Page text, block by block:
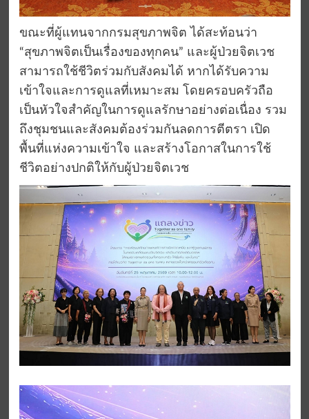
ขณะที่ผู้แทนจากกรมสุขภาพจิต ได้สะท้อนว่า
“สุขภาพจิตเป็นเรื่องของทุกคน” และผู้ป่วยจิตเวช
สามารถใช้ชีวิตร่วมกับสังคมได้ หากได้รับความ
เข้าใจและการดูแลที่เหมาะสม โดยครอบครัวถือ
เป็นหัวใจสำคัญในการดูแลรักษาอย่างต่อเนื่อง รวม
ถึงชุมชนและสังคมต้องร่วมกันลดการตีตรา เปิด
พื้นที่แห่งความเข้าใจ และสร้างโอกาสในการใช้
ชีวิตอย่างปกติให้กับผู้ป่วยจิตเวช